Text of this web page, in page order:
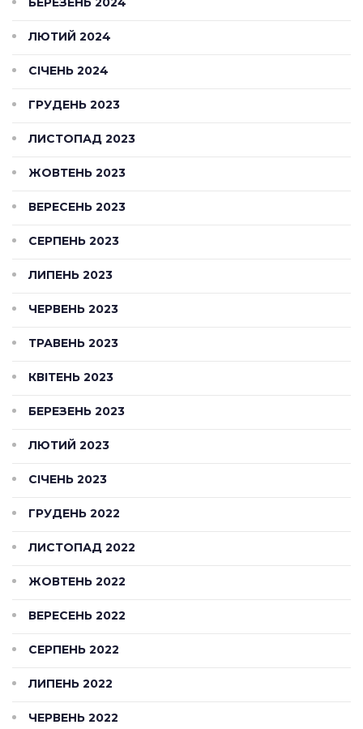
ЛЮТИЙ 2024
СІЧЕНЬ 2024
ГРУДЕНЬ 2023
ЛИСТОПАД 2023
ЖОВТЕНЬ 2023
ВЕРЕСЕНЬ 2023
СЕРПЕНЬ 2023
ЛИПЕНЬ 2023
ЧЕРВЕНЬ 2023
ТРАВЕНЬ 2023
КВІТЕНЬ 2023
БЕРЕЗЕНЬ 2023
ЛЮТИЙ 2023
СІЧЕНЬ 2023
ГРУДЕНЬ 2022
ЛИСТОПАД 2022
ЖОВТЕНЬ 2022
ВЕРЕСЕНЬ 2022
СЕРПЕНЬ 2022
ЛИПЕНЬ 2022
ЧЕРВЕНЬ 2022